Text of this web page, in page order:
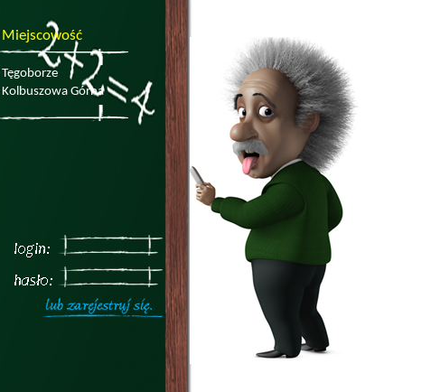
Miejscowość
Tęgoborze
Kolbuszowa Górna